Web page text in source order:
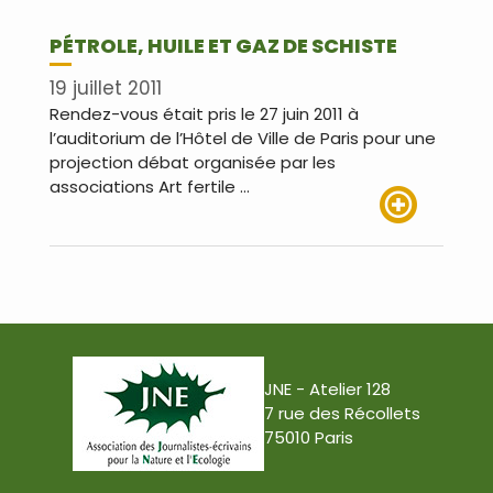
PÉTROLE, HUILE ET GAZ DE SCHISTE
19 juillet 2011
Rendez-vous était pris le 27 juin 2011 à
l’auditorium de l’Hôtel de Ville de Paris pour une
projection débat organisée par les
associations Art fertile …
JNE - Atelier 128
7 rue des Récollets
75010 Paris